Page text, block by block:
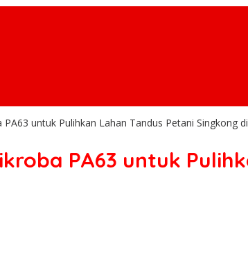
untuk Pulihkan Lahan Tandus Petani Singkong
PA63 untuk